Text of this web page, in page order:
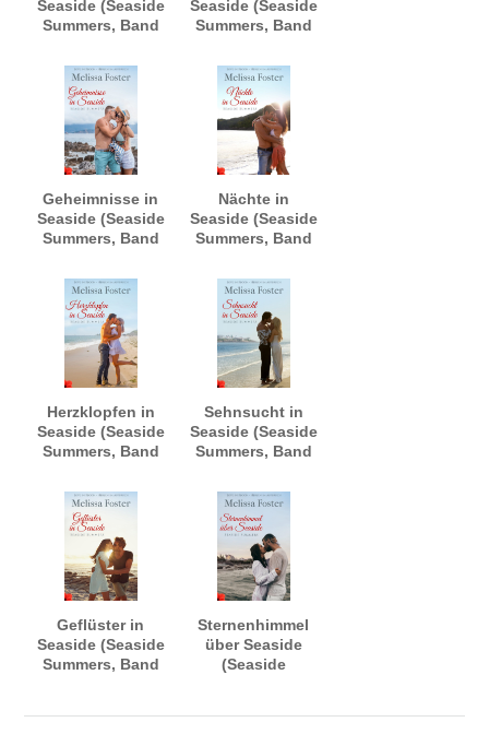
Seaside (Seaside
Summers, Band
Seaside (Seaside
Summers, Band
Geheimnisse in
Seaside (Seaside
Summers, Band
Nächte in
Seaside (Seaside
Summers, Band
Herzklopfen in
Seaside (Seaside
Summers, Band
Sehnsucht in
Seaside (Seaside
Summers, Band
Geflüster in
Seaside (Seaside
Summers, Band
Sternenhimmel
über Seaside
(Seaside